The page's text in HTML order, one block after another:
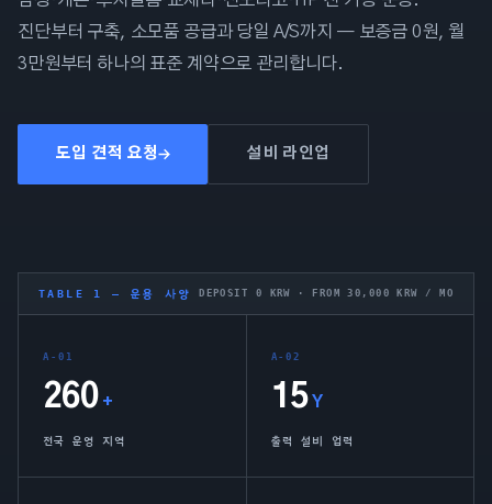
진단부터 구축, 소모품 공급과 당일 A/S까지 — 보증금 0원, 월
3만원부터 하나의 표준 계약으로 관리합니다.
도입 견적 요청 설비 라인업
TABLE 1 — 운용 사양 DEPOSIT 0 KRW · FROM 30,000 KRW / MO
A-01
260 +
전국 운영 지역
A-02
15 Y
출력 설비 업력